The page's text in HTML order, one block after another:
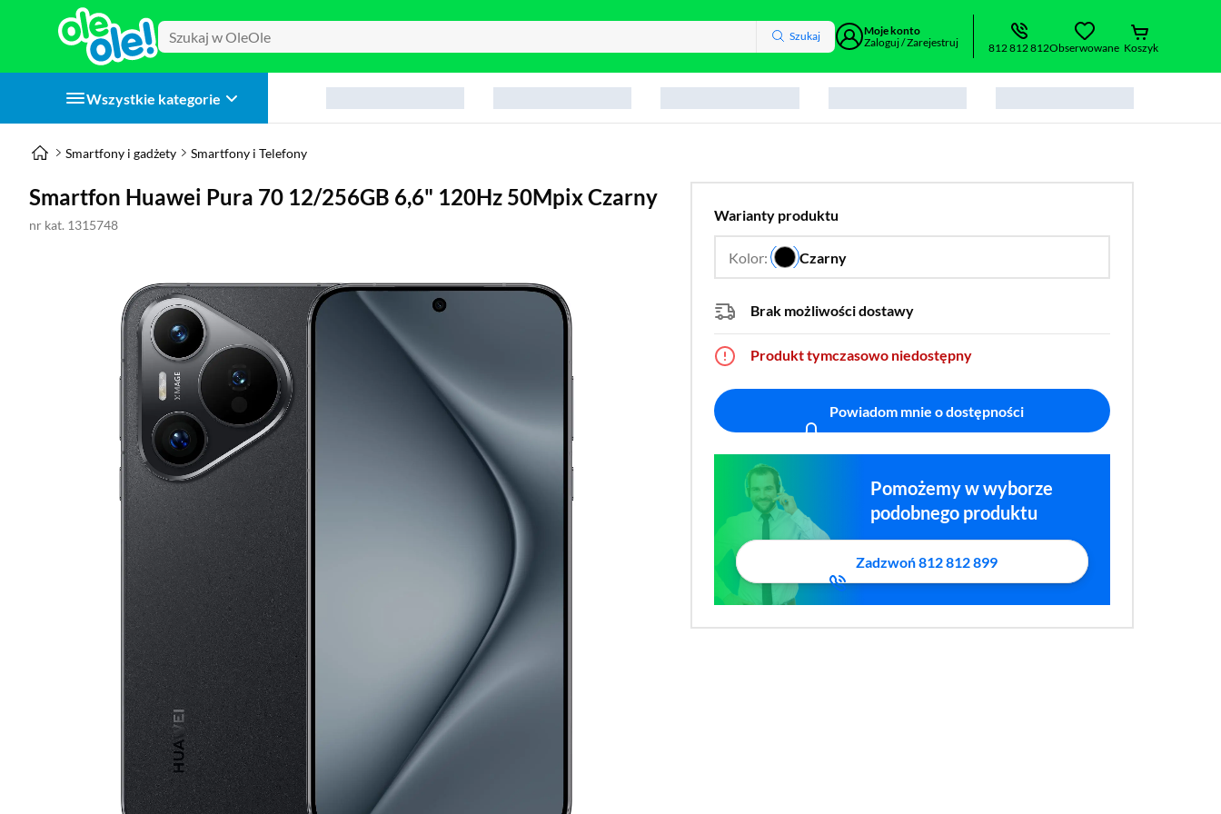
Szukaj
Moje konto
Zaloguj / Zarejestruj
812 812 812Obserwowane Koszyk
Wszystkie kategorie
Smartfony i gadżety Smartfony i Telefony
Smartfon Huawei Pura 70 12/256GB 6,6" 120Hz 50Mpix Czarny
nr kat. 1315748
Warianty produktu
Kolor: Czarny
…
Brak możliwości dostawy
Produkt tymczasowo niedostępny
Powiadom mnie o dostępności
Pomożemy w wyborze
podobnego produktu
Zadzwoń 812 812 899